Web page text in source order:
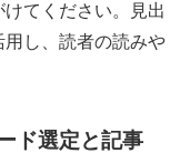
てください。見出
用し、読者の読みや
ド選定と記事